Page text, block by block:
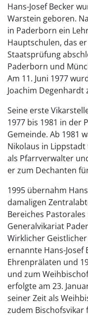
Hans-Josef Becker
Warstein geboren.
in Paderborn ein
Hauptschulen, das
Staatsprüfung
Paderborn und
Am 11. Juni 1977
Joachim
Seine erste
1977 bis 1981 in der
Gemeinde. Ab 1981
Nikolaus in
als Pfarrverwalter
er zum Dechanten
1995 übernahm
damaligen
Bereiches
Generalvikariat
Wirklicher Geistlicher
ernannte Hans-Josef
Ehrenprälaten und
und zum
erfolgte am 23.
seiner Zeit als
zudem